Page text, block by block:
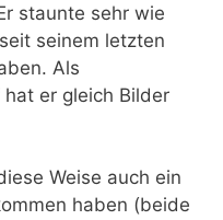
staunte sehr wie
seinem letzten
Als
er gleich Bilder
Weise auch ein
haben (beide